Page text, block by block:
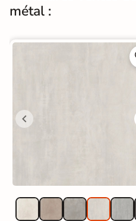
Origine
UPEC U4 P4
Catégories
métal :